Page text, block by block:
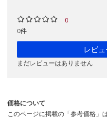
0
0件
レビ
まだレビューはありません
価格について
このページに掲載の「参考価格」